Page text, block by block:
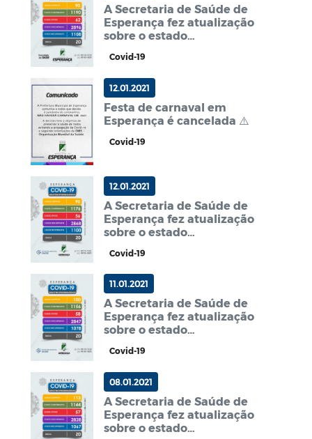
A Secretaria de Saúde de
Esperança fez atualização
sobre o estado
Município.
Covid-19
12.01.2021
Festa de carnaval em
Esperança é cancelada ⚠️
Covid-19
12.01.2021
A Secretaria de Saúde de
Esperança fez atualização
sobre o estado
Município.
Covid-19
11.01.2021
A Secretaria de Saúde de
Esperança fez atualização
sobre o estado
Município.
Covid-19
08.01.2021
A Secretaria de Saúde de
Esperança fez atualização
sobre o estado